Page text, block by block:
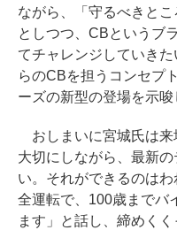
ながら、「守るべきとこ
としつつ、CBというブ
てチャレンジしていき
らのCBを担うコンセプ
ーズの新型の登場を示唆
おしまいに宮城氏は来
大切にしながら、最新
い。それができるのは
全運転で、100歳までバ
ます」と話し、締めくく